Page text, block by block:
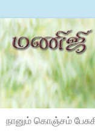
நானும் கொஞ்சம்